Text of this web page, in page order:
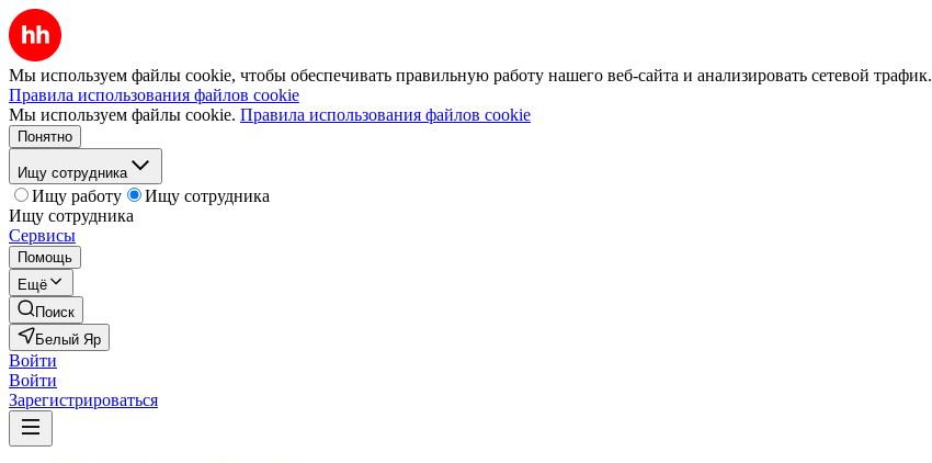
Мы используем файлы cookie, чтобы обеспечивать правильную работу нашего веб-сайта и анализировать сетевой трафик.
Правила использования файлов cookie
Мы используем файлы cookie. Правила использования файлов cookie
Понятно
Ищу сотрудника
Ищу работу
Ищу сотрудника
Ищу сотрудника
Сервисы
Помощь
Ещё
Поиск
Белый Яр
Войти
Войти
Зарегистрироваться